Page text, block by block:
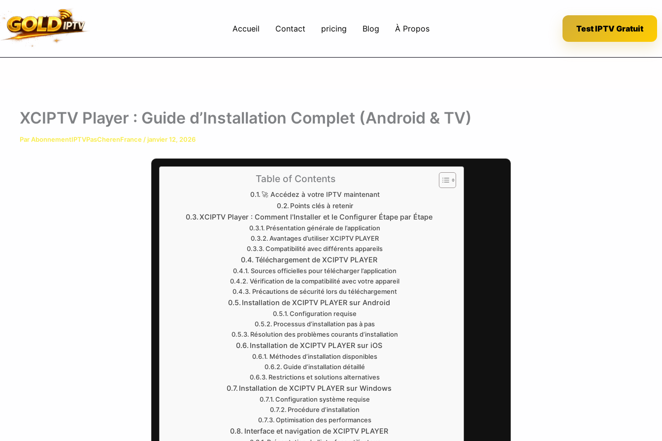
au
contenu
Accueil Contact pricing Blog À Propos Test IPTV Gratuit
XCIPTV Player : Guide d’Installation Complet (Android & TV)
ParAbonnementIPTVPasCherenFrance /janvier 12, 2026
Table of Contents
🚀 Accédez à votre IPTV maintenant
Points clés à retenir
XCIPTV Player : Comment l'Installer et le Configurer Étape par Étape
Présentation générale de l’application
Avantages d’utiliser XCIPTV PLAYER
Compatibilité avec différents appareils
Téléchargement de XCIPTV PLAYER
Sources officielles pour télécharger l’application
Vérification de la compatibilité avec votre appareil
Précautions de sécurité lors du téléchargement
Installation de XCIPTV PLAYER sur Android
Configuration requise
Processus d’installation pas à pas
Résolution des problèmes courants d’installation
Installation de XCIPTV PLAYER sur iOS
Méthodes d’installation disponibles
Guide d’installation détaillé
Restrictions et solutions alternatives
Installation de XCIPTV PLAYER sur Windows
Configuration système requise
Procédure d’installation
Optimisation des performances
Interface et navigation de XCIPTV PLAYER